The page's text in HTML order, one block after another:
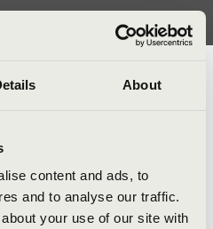
About
content and ads, to
and to analyse our traffic.
your use of our site with
tanulmányait Kaposy Margitnál
tüntették ki. 2008 óta
rendszeresen fellép
szólistájaként.